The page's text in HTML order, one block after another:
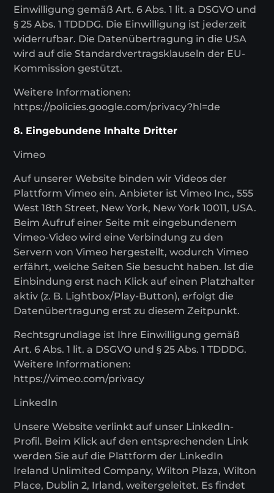
Einwilligung gemäß Art. 6 Abs. 1 lit. a DSGVO und
§ 25 Abs. 1 TDDDG. Die Einwilligung ist jederzeit
widerrufbar. Die Datenübertragung in die USA
wird auf die Standardvertragsklauseln der EU-
Kommission gestützt.
Weitere Informationen:
https://policies.google.com/privacy?hl=de
8. Eingebundene Inhalte Dritter
Vimeo
Auf unserer Website binden wir Videos der
Plattform Vimeo ein. Anbieter ist Vimeo Inc., 555
West 18th Street, New York, New York 10011, USA.
Beim Aufruf einer Seite mit eingebundenem
Vimeo-Video wird eine Verbindung zu den
Servern von Vimeo hergestellt, wodurch Vimeo
erfährt, welche Seiten Sie besucht haben. Ist die
Einbindung erst nach Klick auf einen Platzhalter
aktiv (z. B. Lightbox/Play-Button), erfolgt die
Datenübertragung erst zu diesem Zeitpunkt.
Rechtsgrundlage ist Ihre Einwilligung gemäß
Art. 6 Abs. 1 lit. a DSGVO und § 25 Abs. 1 TDDDG.
Weitere Informationen:
https://vimeo.com/privacy
LinkedIn
Unsere Website verlinkt auf unser LinkedIn-
Profil. Beim Klick auf den entsprechenden Link
werden Sie auf die Plattform der LinkedIn
Ireland Unlimited Company, Wilton Plaza, Wilton
Place, Dublin 2, Irland, weitergeleitet. Es findet